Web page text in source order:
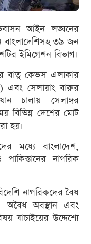
আইন লঙ্ঘনের
৩৯ জন
ইমিগ্রেশন বিভাগ।
বাতু কেভস এলাকার
এবং সেলায়াং বারুর
চালায় সেলাঙ্গর
বিভিন্ন দেশের মোট
হয়।
মধ্যে বাংলাদেশ,
নাগরিক
নাগরিকদের বৈধ
অবৈধ অবস্থান এবং
যাচাইয়ের উদ্দেশ্যে